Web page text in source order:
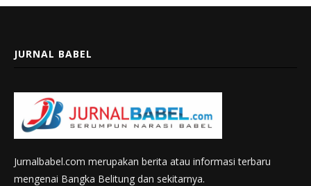
JURNAL BABEL
Jurnalbabel.com merupakan berita atau informasi terbaru
mengenai Bangka Belitung dan sekitarnya.